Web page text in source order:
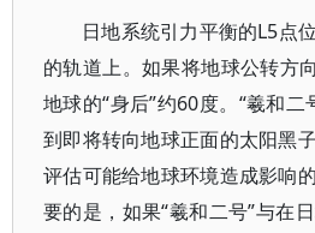
日地系统引力平衡的L5点
的轨道上。如果将地球公转方
地球的“身后”约60度。“羲和
到即将转向地球正面的太阳黑
评估可能给地球环境造成影响
要的是，如果“羲和二号”与在